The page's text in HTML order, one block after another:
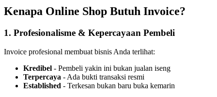
Kenapa Online Shop Butuh Invoice?
1. Profesionalisme & Kepercayaan Pembeli
Invoice profesional membuat bisnis Anda terlihat:
Kredibel - Pembeli yakin ini bukan jualan iseng
Terpercaya - Ada bukti transaksi resmi
Established - Terkesan bukan baru buka kemarin